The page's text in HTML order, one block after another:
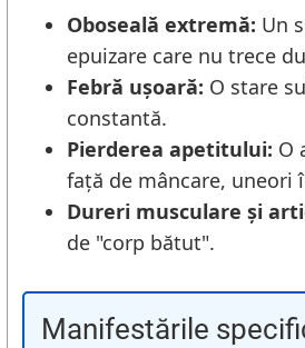
Oboseală extremă: Un
epuizare care nu trece
Febră ușoară: O stare
constantă.
Pierderea apetitului: O
față de mâncare, uneori
Dureri musculare și
de "corp bătut".
Manifestările